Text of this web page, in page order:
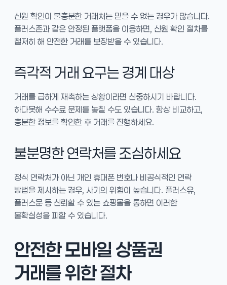
신원 확인이 불충분한 거래처는 믿을 수 없는 경우가 많습니다.
플러스존과 같은 안정된 플랫폼을 이용하면, 신원 확인 절차를
철저히 해 안전한 거래를 보장받을 수 있습니다.
즉각적 거래 요구는 경계 대상
거래를 급하게 재촉하는 상황이라면 신중하시기 바랍니다.
하다못해 수수료 문제를 놓칠 수도 있습니다. 항상 비교하고,
충분한 정보를 확인한 후 거래를 진행하세요.
불분명한 연락처를 조심하세요
정식 연락처가 아닌 개인 휴대폰 번호나 비공식적인 연락
방법을 제시하는 경우, 사기의 위험이 높습니다. 플러스유,
플러스문 등 신뢰할 수 있는 쇼핑몰을 통하면 이러한
불확실성을 피할 수 있습니다.
안전한 모바일 상품권
거래를 위한 절차